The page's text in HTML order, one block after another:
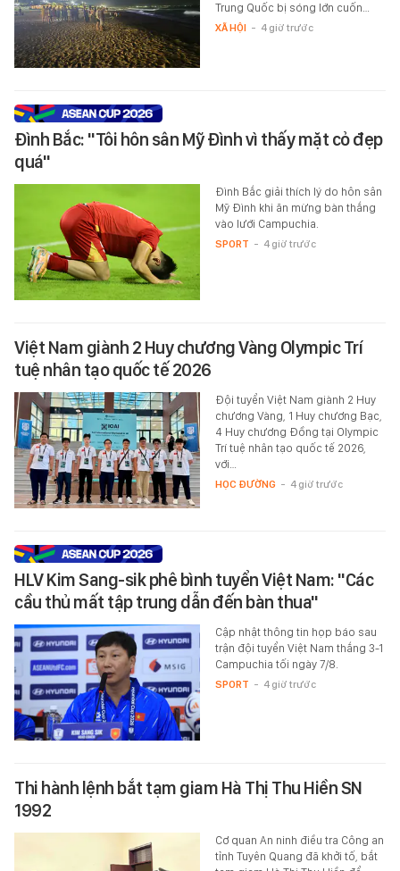
Trung Quốc bị sóng lớn cuốn…
XÃ HỘI - 4 giờ trước
Đình Bắc: "Tôi hôn sân Mỹ Đình vì thấy mặt cỏ đẹp
quá"
Đình Bắc giải thích lý do hôn sân
Mỹ Đình khi ăn mừng bàn thắng
vào lưới Campuchia.
SPORT - 4 giờ trước
Việt Nam giành 2 Huy chương Vàng Olympic Trí
tuệ nhân tạo quốc tế 2026
Đội tuyển Việt Nam giành 2 Huy
chương Vàng, 1 Huy chương Bạc,
4 Huy chương Đồng tại Olympic
Trí tuệ nhân tạo quốc tế 2026,
với…
HỌC ĐƯỜNG - 4 giờ trước
HLV Kim Sang-sik phê bình tuyển Việt Nam: "Các
cầu thủ mất tập trung dẫn đến bàn thua"
Cập nhật thông tin họp báo sau
trận đội tuyển Việt Nam thắng 3-1
Campuchia tối ngày 7/8.
SPORT - 4 giờ trước
Thi hành lệnh bắt tạm giam Hà Thị Thu Hiền SN
1992
Cơ quan An ninh điều tra Công an
tỉnh Tuyên Quang đã khởi tố, bắt